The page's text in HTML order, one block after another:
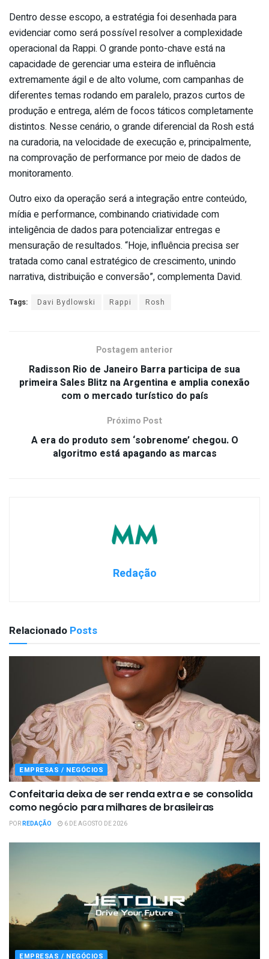
Dentro desse escopo, a estratégia foi desenhada para
evidenciar como será possível resolver a complexidade
operacional da Rappi. O grande ponto-chave está na
capacidade de gerenciar uma esteira de influência
extremamente ágil e de alto volume, com campanhas de
diferentes temas rodando em paralelo, prazos curtos de
produção e entrega, além de focos táticos completamente
distintos. Nesse cenário, o grande diferencial da Rosh está
na curadoria, na velocidade de execução e, principalmente,
na comprovação de performance por meio de dados de
monitoramento.
Outro eixo da operação será a integração entre conteúdo,
mídia e performance, combinando criatividade com
inteligência de dados para potencializar entregas e
mensuração de resultados. “Hoje, influência precisa ser
tratada como canal estratégico de crescimento, unindo
narrativa, distribuição e conversão”, complementa David.
Tags: Davi Bydlowski Rappi Rosh
Postagem anterior
Radisson Rio de Janeiro Barra participa de sua
primeira Sales Blitz na Argentina e amplia conexão
com o mercado turístico do país
Próximo Post
A era do produto sem ‘sobrenome’ chegou. O
algoritmo está apagando as marcas
Redação
Relacionado Posts
EMPRESAS / NEGÓCIOS
Confeitaria deixa de ser renda extra e se consolida
como negócio para milhares de brasileiras
PORREDAÇÃO 6 DE AGOSTO DE 2026
EMPRESAS / NEGÓCIOS